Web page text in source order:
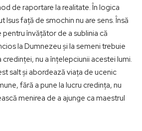
de raportare la realitate. În logica
Isus față de smochin nu are sens. Însă
învățător de a sublinia că
la Dumnezeu și la semeni trebuie
nu a înțelepciunii acestei lumi.
salt și abordează viața de ucenic
fără a pune la lucru credința, nu
menirea de a ajunge ca maestrul